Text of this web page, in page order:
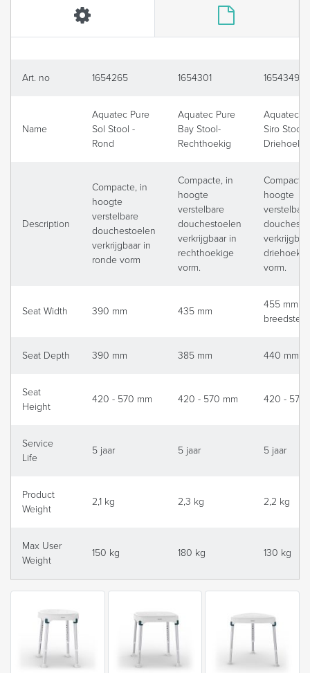
Art. no 1654265 1654301 1654349
Name
Aquatec Pure
Sol Stool -
Rond
Aquatec Pure
Bay Stool-
Rechthoekig
Aquatec
Siro Stool-
Driehoekig
Description
Compacte, in
hoogte
verstelbare
douchestoelen
verkrijgbaar in
ronde vorm
Compacte, in
hoogte
verstelbare
douchestoelen
verkrijgbaar in
rechthoekige
vorm.
hoogte
verstelbare
vorm.
Seat Width 390 mm 435 mm
455 mm
breedste
Seat Depth 390 mm 385 mm 440 mm
Seat
Height
420 - 570 mm 420 - 570 mm 420 - 570
Service
Life
5 jaar 5 jaar 5 jaar
Product
Weight
2,1 kg 2,3 kg 2,2 kg
Max User
Weight
150 kg 180 kg 130 kg